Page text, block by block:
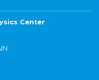
Center